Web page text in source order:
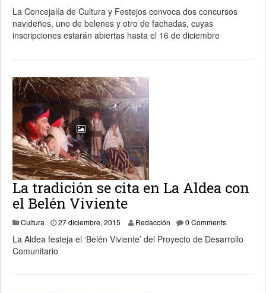
La Concejalía de Cultura y Festejos convoca dos concursos
navideños, uno de belenes y otro de fachadas, cuyas
inscripciones estarán abiertas hasta el 16 de diciembre
La tradición se cita en La Aldea con
el Belén Viviente
Cultura 27 diciembre, 2015 31 diciembre, 2015
Redacción 0 Comments
La Aldea festeja el ‘Belén Viviente’ del Proyecto de Desarrollo
Comunitario